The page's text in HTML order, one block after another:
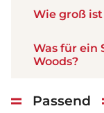
Wie groß
Was für ein
Woods?
Passend